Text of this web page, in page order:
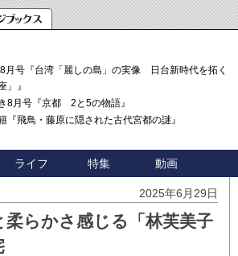
月号『台湾「麗しの島」の実像 日台新時代を拓く「3
」』
8月号『京都 2と5の物語』
『飛鳥・藤原に隠された古代宮都の謎』
ライフ 特集 動画
2025年6月29日
らかさ感じる「林芙美子